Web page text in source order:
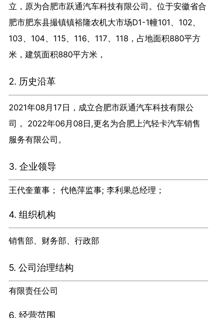
立，原为合肥市跃通汽车科技有限公司。位于安徽省合
肥市肥东县撮镇镇裕隆农机大市场D1-1幢101、102、
103、104、115、116、117、118，占地面积880平方
米，建筑面积880平方米，
2. 历史沿革
2021年08月17日，成立合肥市跃通汽车科技有限公
司， 2022年06月08日,更名为合肥上汽轻卡汽车销售
服务有限公司。
3. 企业领导
王代奎董事； 代艳萍监事; 李利果总经理；
4. 组织机构
销售部、财务部、行政部
5. 公司治理结构
有限责任公司
6. 经营范围